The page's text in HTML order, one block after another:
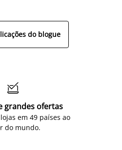
do blogue

grandes ofertas
em 49 países ao
do mundo.